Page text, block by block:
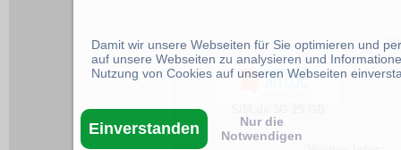
Damit wir unsere Webseiten für Sie optimieren und
auf unsere Webseiten zu analysieren und
Nutzung von Cookies auf unseren Webseiten
Einverstanden
Nur die
Notwendigen